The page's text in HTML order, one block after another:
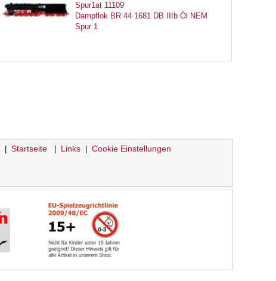
Spur1at 11109
Dampflok BR 44 1681 DB IIIb Öl NEM
Spur 1
Startseite Links Cookie Einstellungen